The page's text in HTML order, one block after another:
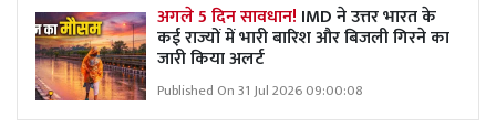
अगले 5 दिन सावधान! IMD ने उत्तर भारत के
कई राज्यों में भारी बारिश और बिजली गिरने का
जारी किया अलर्ट
Published On 31 Jul 2026 09:00:08